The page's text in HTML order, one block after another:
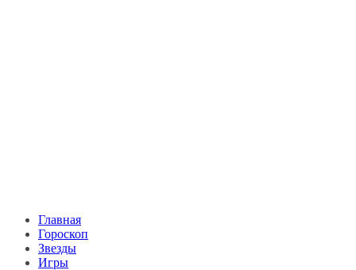
Главная
Гороскоп
Звезды
Игры